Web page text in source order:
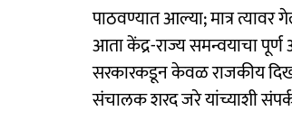
पाठवण्यात आल्या; मात्र
आता केंद्र-राज्य समन्वयाचा
सरकारकडून केवळ राजकीय
संचालक शरद जरे यांच्याशी